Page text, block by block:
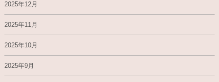
2025年12月
2025年11月
2025年10月
2025年9月